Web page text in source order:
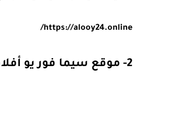
https://alooy24.online/
2- موقع سيما فور يو أفلام ومسلسلات